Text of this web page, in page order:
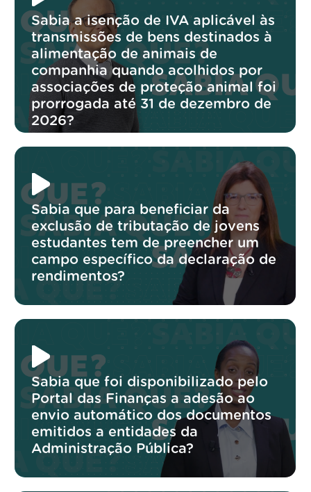
Sabia a isenção de IVA aplicável às
transmissões de bens destinados à
alimentação de animais de
companhia quando acolhidos por
associações de proteção animal foi
prorrogada até 31 de dezembro de
2026?
Sabia que para beneficiar da
exclusão de tributação de jovens
estudantes tem de preencher um
campo específico da declaração de
rendimentos?
Sabia que foi disponibilizado pelo
Portal das Finanças a adesão ao
envio automático dos documentos
emitidos a entidades da
Administração Pública?